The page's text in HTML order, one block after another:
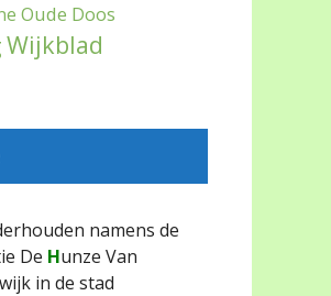
Oude Doos
Wijkblad
namens de
De Hunze Van
in de stad